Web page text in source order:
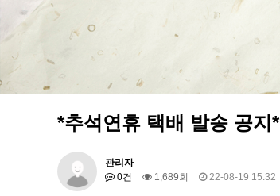
*추석연휴 택배 발송 공지*
관리자
0건
1,689회 22-08-19 15:32